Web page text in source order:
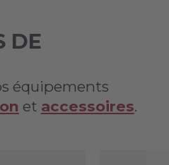
DE
équipements
et accessoires.